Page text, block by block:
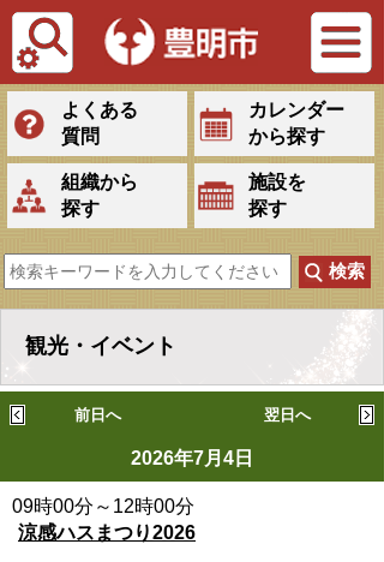
Tiếng Việt
よくある
質問
カレンダー
から探す
組織から
探す
施設を
探す
観光・イベント
2026年7月4日
翌日へ
前日へ
09時00分～12時00分
涼感ハスまつり2026